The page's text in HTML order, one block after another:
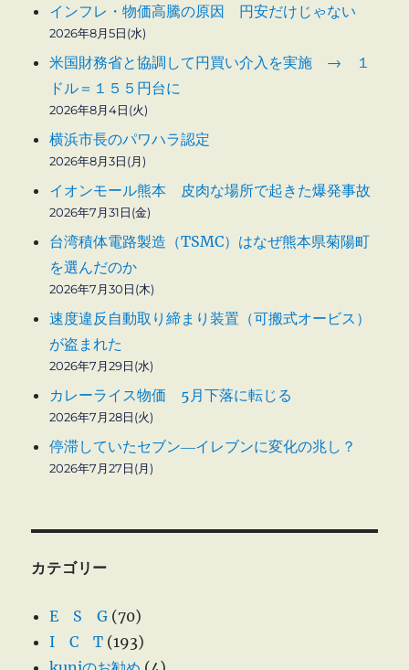
インフレ・物価高騰の原因 円安だけじゃない
2026年8月5日(水)
米国財務省と協調して円買い介入を実施 → １
ドル＝１５５円台に
2026年8月4日(火)
横浜市長のパワハラ認定
2026年8月3日(月)
イオンモール熊本 皮肉な場所で起きた爆発事故
2026年7月31日(金)
台湾積体電路製造（TSMC）はなぜ熊本県菊陽町
を選んだのか
2026年7月30日(木)
速度違反自動取り締まり装置（可搬式オービス）
が盗まれた
2026年7月29日(水)
カレーライス物価 5月下落に転じる
2026年7月28日(火)
停滞していたセブン―イレブンに変化の兆し？
2026年7月27日(月)
カテゴリー
E S G (70)
I C T (193)